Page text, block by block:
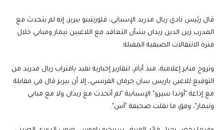
قال رئيس نادي ريال مدريد الإسباني، فلورنتينو بيريز، إنه لم يتحدث مع
المدرب زين الدين زيدان بشأن التعاقد مع اللاعبين نيمار ومبابي خلال
فترة الانتقالات الصيفية المقبلة.
وتروج منابر إعلامية، منذ أيام، لتقارير إخبارية تفيد باقتراب ريال مدريد من
التوقيع للاعبي باريس سان جرمان الفرنسي، إلا أن بيريز قال في مقابلة
مع إذاعة "أوندا سيرو" الإسبانية "لم أتحدث مع زيدان ولا مع مبابي
ونيمار"، وفق ما نقلت صحيفة "آس".